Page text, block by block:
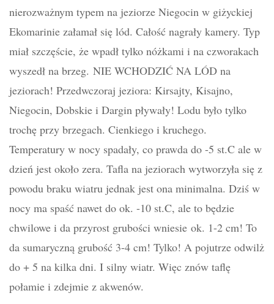
nierozważnym typem na jeziorze Niegocin w giżyckiej
Ekomarinie załamał się lód. Całość nagrały kamery. Typ
miał szczęście, że wpadł tylko nóżkami i na czworakach
wyszedł na brzeg. NIE WCHODZIĆ NA LÓD na
jeziorach! Przedwczoraj jeziora: Kirsajty, Kisajno,
Niegocin, Dobskie i Dargin pływały! Lodu było tylko
trochę przy brzegach. Cienkiego i kruchego.
Temperatury w nocy spadały, co prawda do -5 st.C ale w
dzień jest około zera. Tafla na jeziorach wytworzyła się z
powodu braku wiatru jednak jest ona minimalna. Dziś w
nocy ma spaść nawet do ok. -10 st.C, ale to będzie
chwilowe i da przyrost grubości wniesie ok. 1-2 cm! To
da sumaryczną grubość 3-4 cm! Tylko! A pojutrze odwilż
do + 5 na kilka dni. I silny wiatr. Więc znów taflę
połamie i zdejmie z akwenów.